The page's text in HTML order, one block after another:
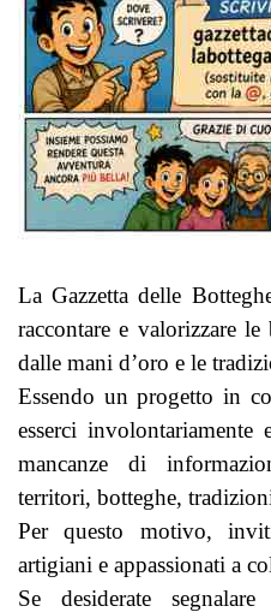
La Gazzetta delle
raccontare e valorizzare
dalle mani d’oro e le
Essendo un progetto in
esserci
mancanze di
territori, botteghe,
Per questo motivo,
artigiani e appassionati a
Se desiderate